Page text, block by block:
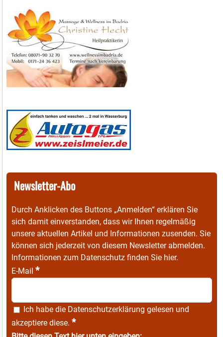
Newsletter-Abo
Durch Anklicken des Buttons „Anmelden“ erklären Sie
sich damit einverstanden, dass wir Ihnen regelmäßig
unsere aktuellen Artikel und Informationen zusenden. Sie
können sich jederzeit von diesem Newsletter abmelden.
Informationen zum Datenschutz finden Sie hier.
E-Mail *
Ich habe die Datenschutzerklärung gelesen und
akzeptiere diese. *